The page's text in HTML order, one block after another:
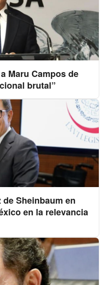
Maru Campos de
brutal”
Sheinbaum en
en la relevancia